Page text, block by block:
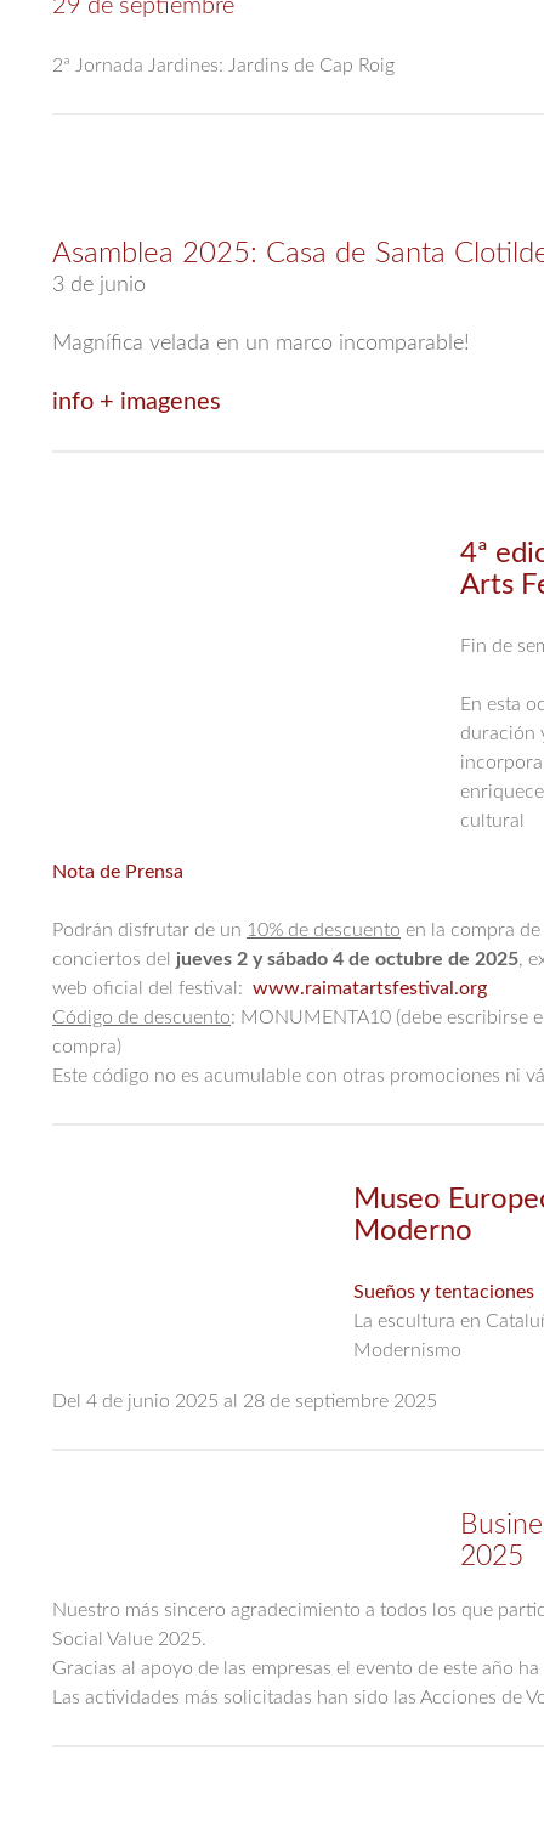
29 de septiembre
2ª Jornada Jardines: Jardins de Cap Roig
Asamblea 2025: Casa de Santa
3 de junio
Magnífica velada en un marco incomparable!
info + imagenes
4ª
Arts
Fin de
En esta
duración
cultural
Nota de Prensa
Podrán disfrutar de un 10% de descuento en la compra
conciertos del jueves 2 y sábado 4 de octubre de 2025,
web oficial del festival: www.raimatartsfestival.org
Código de descuento: MONUMENTA10 (debe escribirse
compra)
Este código no es acumulable con otras promociones ni
Museo
Moderno
Sueños y tentaciones
La escultura en
Modernismo
Del 4 de junio 2025 al 28 de septiembre 2025
2025
Nuestro más sincero agradecimiento a todos los que
Social Value 2025.
Gracias al apoyo de las empresas el evento de este año
Las actividades más solicitadas han sido las Acciones de